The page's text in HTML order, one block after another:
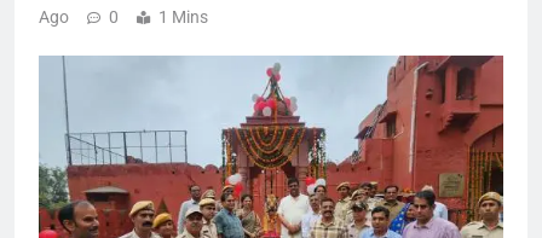
Ago
0 1 Mins